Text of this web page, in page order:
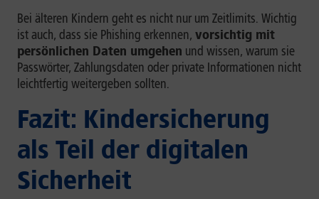
Bei älteren Kindern geht es nicht nur um Zeitlimits. Wichtig
ist auch, dass sie Phishing erkennen, vorsichtig mit
persönlichen Daten umgehen und wissen, warum sie
Passwörter, Zahlungsdaten oder private Informationen nicht
leichtfertig weitergeben sollten.
Fazit: Kindersicherung
als Teil der digitalen
Sicherheit